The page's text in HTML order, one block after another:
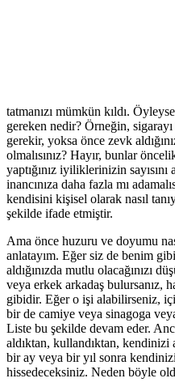
tatmanızı mümkün kıldı.
gereken nedir? Örneğin,
gerekir, yoksa önce zevk
olmalısınız? Hayır, bunlar
yaptığınız iyiliklerinizin
inancınıza daha fazla mı
kendisini kişisel olarak nasıl
şekilde ifade etmiştir.
Ama önce huzuru ve doyumu
anlatayım. Eğer siz de benim
aldığınızda mutlu olacağınızı
veya erkek arkadaş bulursanız,
gibidir. Eğer o işi alabilirseniz,
bir de camiye veya sinagoga
Liste bu şekilde devam eder.
aldıktan, kullandıktan, kendinizi
bir ay veya bir yıl sonra
hissedeceksiniz. Neden böyle